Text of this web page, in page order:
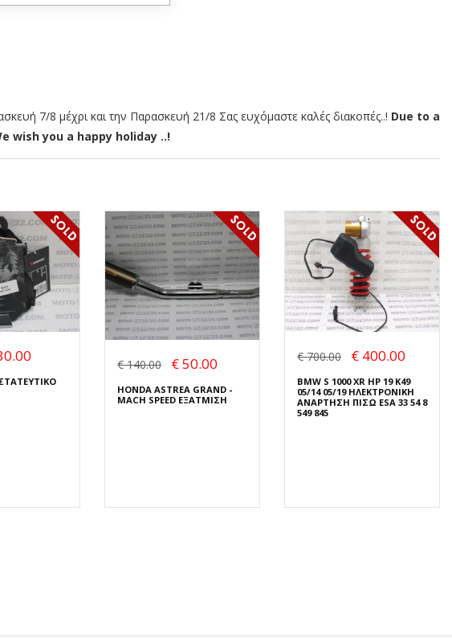
7/8 μέχρι και την Παρασκευή 21/8 Σας ευχόμαστε καλές διακοπές..! Due to a
wish you a happy holiday ..!
€ 140.00 € 50.00
HONDA ASTREA GRAND -
MACH SPEED ΕΞΑΤΜΙΣΗ
€ 700.00 € 400.00
BMW S 1000 XR HP 19 K49
05/14 05/19 ΗΛΕΚΤΡΟΝΙΚΗ
ΑΝΑΡΤΗΣΗ ΠΙΣΩ ESA 33 54 8
549 845